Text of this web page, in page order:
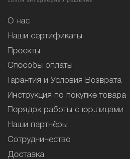
О нас
Наши сертификаты
Проекты
Способы оплаты
Гарантия и Условия Возврата
Инструкция по покупке товара
Порядок работы с юр.лицами
Наши партнёры
Сотрудничество
Доставка